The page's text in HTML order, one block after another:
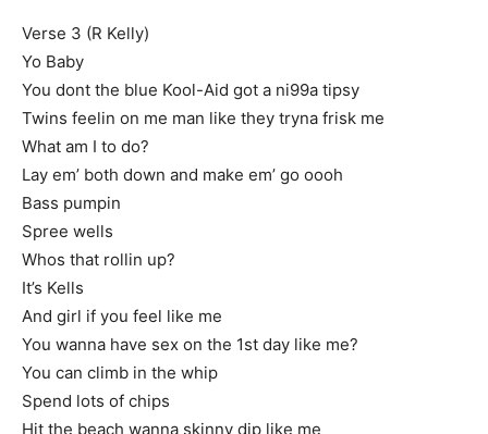
Verse 3 (R Kelly)
Yo Baby
You dont the blue Kool-Aid got a ni99a tipsy
Twins feelin on me man like they tryna frisk me
What am I to do?
Lay em’ both down and make em’ go oooh
Bass pumpin
Spree wells
Whos that rollin up?
It’s Kells
And girl if you feel like me
You wanna have sex on the 1st day like me?
You can climb in the whip
Spend lots of chips
Hit the beach wanna skinny dip like me